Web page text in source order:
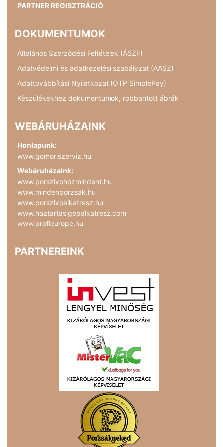
PARTNER REGISZTRÁCIÓ
DOKUMENTUMOK
Általános Szerződési Feltételek (ÁSZF)
Adatvédelmi és adatkezelési szabályzat (AASZ)
Adattovábbítási Nyilatkozat (OTP SimplePay)
Készülékekhez dokumentumok, robbantott ábrák
WEBÁRUHÁZAINK
Honlapunk:
www.gomoriszerviz.hu
Webáruházaink:
www.porszivohozmindent.hu
www.mindenporzsak.hu
www.porszivoalkatresz.hu
www.haztartasigepalkatresz.com
www.profieurope.hu
PARTNEREINK